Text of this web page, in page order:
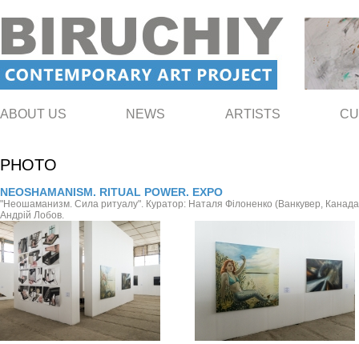
ABOUT US NEWS ARTISTS
PHOTO
NEOSHAMANISM. RITUAL POWER. EXPO
"Неошаманизм. Сила ритуалу". Куратор: Наталя Філоненко (Ванкувер,
Андрій Лобов.